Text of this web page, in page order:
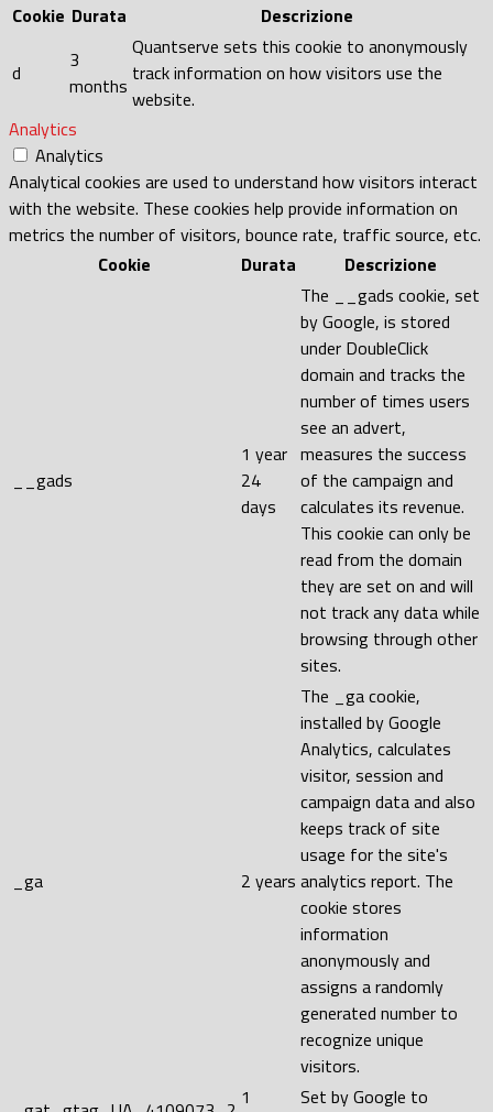
Cookie Durata Descrizione
d
3
months
Quantserve sets this cookie to anonymously
track information on how visitors use the
website.
Analytics
Analytics
Analytical cookies are used to understand how visitors interact
with the website. These cookies help provide information on
metrics the number of visitors, bounce rate, traffic source, etc.
Cookie
Durata Descrizione
__gads
1 year
24
days
The __gads cookie, set
by Google, is stored
under DoubleClick
domain and tracks the
number of times users
see an advert,
measures the success
of the campaign and
calculates its revenue.
This cookie can only be
read from the domain
they are set on and will
not track any data while
browsing through other
sites.
_ga 2 years
The _ga cookie,
installed by Google
Analytics, calculates
visitor, session and
campaign data and also
keeps track of site
usage for the site's
analytics report. The
cookie stores
information
anonymously and
assigns a randomly
generated number to
recognize unique
visitors.
1
Set by Google to